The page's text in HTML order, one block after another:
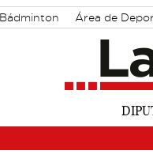
Bádminton Área de